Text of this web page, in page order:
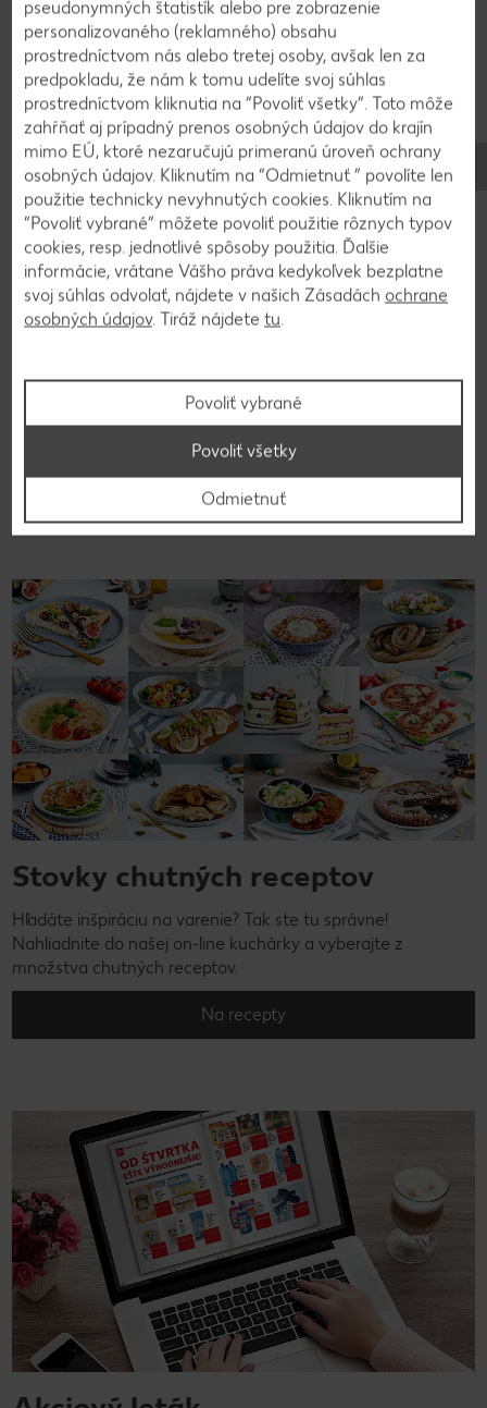
3
Odležané cesto vyberieme z chladničky a
zmiešame ho s nahrubo nasekanými alebo
pomletými orechmi. Zmes nastrúhame na vrch
koláča.
4
Rúru zohrejeme na 180 °C a koláč pečieme
približne 25 minút. Po upečení ho necháme
nakrájame na kocky.
Späť na prehľad
Stovky chutných receptov
Hľadáte inšpiráciu na varenie? Tak ste tu správne!
Nahliadnite do našej on-line kuchárky a vyberajte z
množstva chutných receptov.
Na recepty
pseudonymných štatistík alebo pre zobrazenie
personalizovaného (reklamného) obsahu
prostredníctvom nás alebo tretej osoby, avšak len za
predpokladu, že nám k tomu udelíte svoj súhlas
prostredníctvom kliknutia na “Povoliť všetky”. Toto môže
zahŕňať aj prípadný prenos osobných údajov do krajín
mimo EÚ, ktoré nezaručujú primeranú úroveň ochrany
osobných údajov. Kliknutím na “Odmietnuť ” povolíte len
použitie technicky nevyhnutých cookies. Kliknutím na
“Povoliť vybrané” môžete povoliť použitie rôznych typov
cookies, resp. jednotlivé spôsoby použitia. Ďalšie
informácie, vrátane Vášho práva kedykoľvek bezplatne
svoj súhlas odvolať, nájdete v našich Zásadách ochrane
osobných údajov. Tiráž nájdete tu.
Povoliť vybrané
Odmietnuť
Povoliť všetky